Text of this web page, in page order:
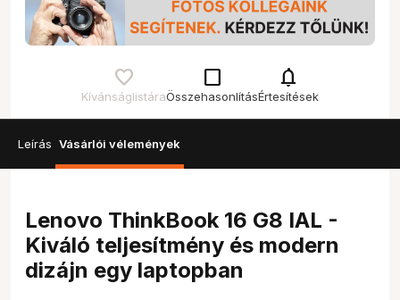
Kívánságlistára
check_box_outline_blank
Összehasonlítás
notifications
Értesítések
Leírás Vásárlói vélemények
Lenovo ThinkBook 16 G8 IAL -
Kiváló teljesítmény és modern
dizájn egy laptopban